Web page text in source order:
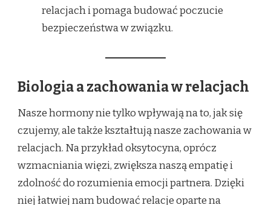
relacjach i pomaga budować poczucie
bezpieczeństwa w związku.
Biologia a zachowania w relacjach
Nasze hormony nie tylko wpływają na to, jak się
czujemy, ale także kształtują nasze zachowania w
relacjach. Na przykład oksytocyna, oprócz
wzmacniania więzi, zwiększa naszą empatię i
zdolność do rozumienia emocji partnera. Dzięki
niej łatwiej nam budować relacje oparte na